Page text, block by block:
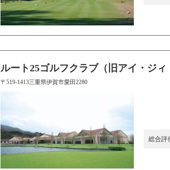
ルート25ゴルフクラブ（旧アイ・ジィ
〒519-1413三重県伊賀市愛田2280
総合評